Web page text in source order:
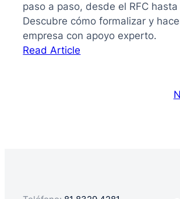
paso a paso, desde el RFC
Descubre cómo formalizar y
empresa con apoyo experto.
Read Article